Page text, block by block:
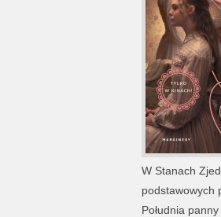
W Stanach
podstawowych
Południa